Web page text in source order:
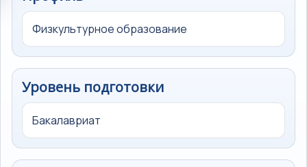
Физкультурное образование
Уровень подготовки
Бакалавриат